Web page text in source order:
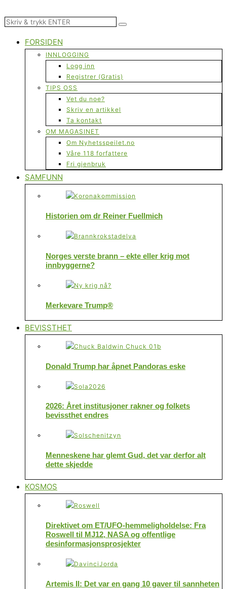
FORSIDEN
INNLOGGING
Logg inn
Registrer (Gratis)
TIPS OSS
Vet du noe?
Skriv en artikkel
Ta kontakt
OM MAGASINET
Om Nyhetsspeilet.no
Våre 118 forfattere
Fri gjenbruk
SAMFUNN
Historien om dr Reiner Fuellmich
Norges verste brann – ekte eller krig mot
innbyggerne?
Merkevare Trump®
BEVISSTHET
Donald Trump har åpnet Pandoras eske
2026: Året institusjoner rakner og folkets
bevissthet endres
Menneskene har glemt Gud, det var derfor alt
dette skjedde
KOSMOS
Direktivet om ET/UFO-hemmeligholdelse: Fra
Roswell til MJ12, NASA og offentlige
desinformasjonsprosjekter
Artemis II: Det var en gang 10 gaver til sannheten